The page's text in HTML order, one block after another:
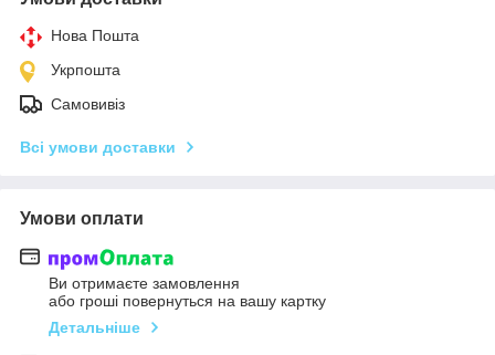
Нова Пошта
Укрпошта
Самовивіз
Всі умови доставки
Умови оплати
Ви отримаєте замовлення
або гроші повернуться на вашу картку
Детальніше